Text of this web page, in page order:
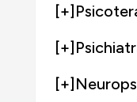
[+]
[+]
[+]